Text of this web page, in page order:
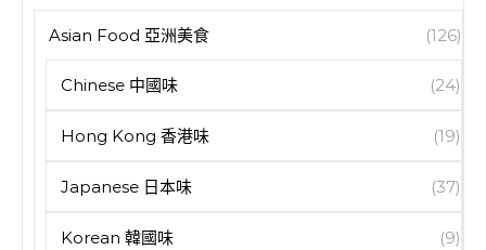
Asian Food 亞洲美食 (126)
Chinese 中國味 (24)
Hong Kong 香港味 (19)
Japanese 日本味 (37)
Korean 韓國味 (9)